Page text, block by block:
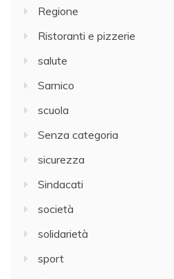
Regione
Ristoranti e pizzerie
salute
Sarnico
scuola
Senza categoria
sicurezza
Sindacati
società
solidarietà
sport